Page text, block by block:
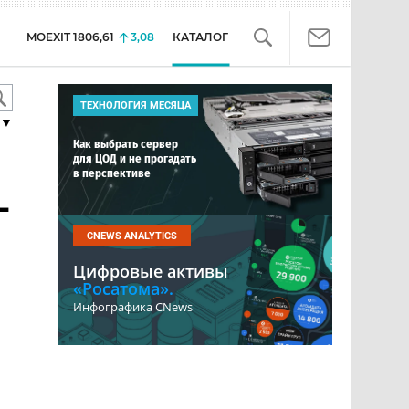
MOEXIT 1806,61 3,08 КАТАЛОГ
ТЕХНОЛОГИЯ МЕСЯЦА
Как выбрать сервер
для ЦОД и не прогадать
в перспективе
CNEWS ANALYTICS
Цифровые активы
«Росатома».
Инфографика CNews